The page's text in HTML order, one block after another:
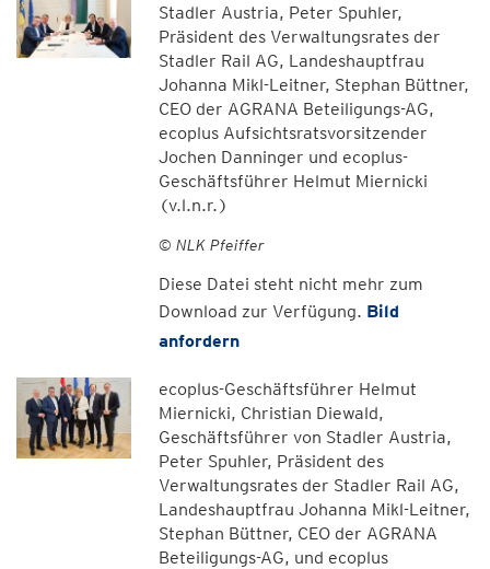
Stadler Austria, Peter Spuhler,
Präsident des Verwaltungsrates der
Stadler Rail AG, Landeshauptfrau
Johanna Mikl-Leitner, Stephan Büttner,
CEO der AGRANA Beteiligungs-AG,
ecoplus Aufsichtsratsvorsitzender
Jochen Danninger und ecoplus-
Geschäftsführer Helmut Miernicki
(v.l.n.r.)
© NLK Pfeiffer
Diese Datei steht nicht mehr zum
Download zur Verfügung. Bild
anfordern
ecoplus-Geschäftsführer Helmut
Miernicki, Christian Diewald,
Geschäftsführer von Stadler Austria,
Peter Spuhler, Präsident des
Verwaltungsrates der Stadler Rail AG,
Landeshauptfrau Johanna Mikl-Leitner,
Stephan Büttner, CEO der AGRANA
Beteiligungs-AG, und ecoplus